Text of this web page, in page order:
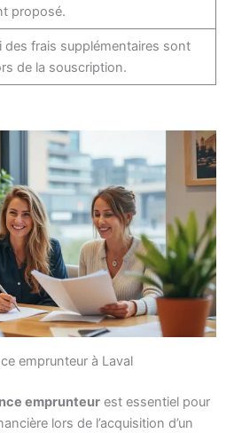
proposé.
des frais supplémentaires sont
de la souscription.
emprunteur à Laval
emprunteur est essentiel pour
lors de l’acquisition d’un